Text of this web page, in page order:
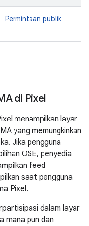
Permintaan publik
di Pixel
menampilkan layar
yang memungkinkan
Jika pengguna
OSE, penyedia
feed
saat pengguna
Pixel.
dalam layar
mana pun dan